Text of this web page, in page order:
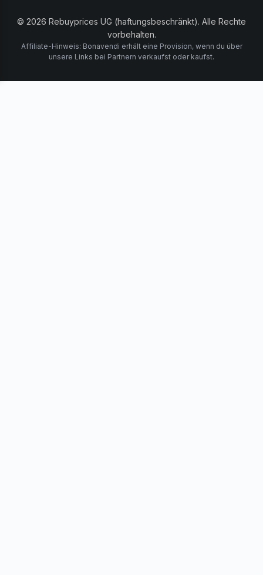
© 2026 Rebuyprices UG (haftungsbeschränkt). Alle Rechte
vorbehalten.
Affiliate-Hinweis: Bonavendi erhält eine Provision, wenn du über
unsere Links bei Partnern verkaufst oder kaufst.